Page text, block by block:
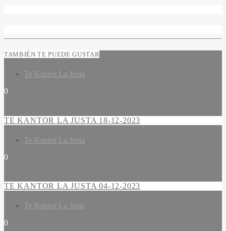
TAMBIÉN TE PUEDE GUSTAR
Te Kantor La Justa
0
TE KANTOR LA JUSTA 18-12-2023
Te Kantor La Justa
0
TE KANTOR LA JUSTA 04-12-2023
Te Kantor La Justa
0